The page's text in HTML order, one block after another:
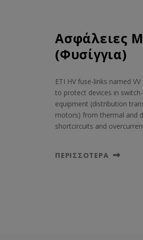
Ασφάλειες
(Φυσίγγια)
ETI HV fuse-links named
to protect devices in
equipment (distribution
motors) from thermal and
shortcircuits and
ΠΕΡΙΣΣΌΤΕΡΑ